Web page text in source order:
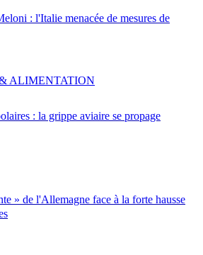
: l'Italie menacée de mesures de
: la grippe aviaire se propage
ALIMENTATION
» de l'Allemagne face à la forte hausse